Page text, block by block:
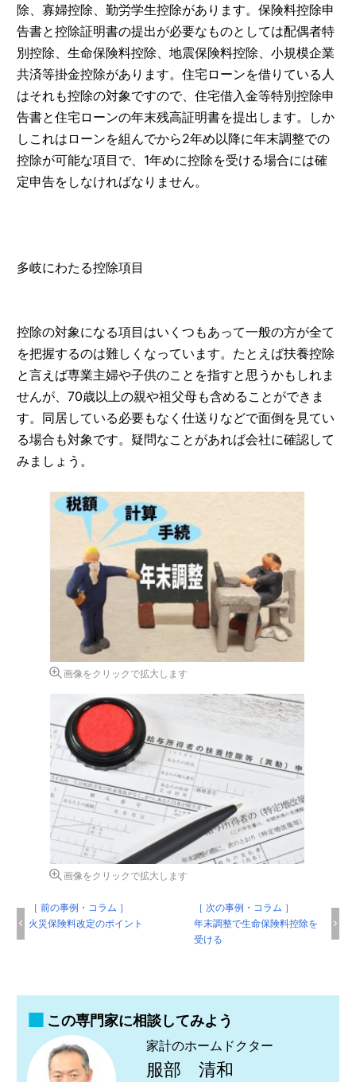
除、寡婦控除、勤労学生控除があります。保険料控除申
告書と控除証明書の提出が必要なものとしては配偶者特
別控除、生命保険料控除、地震保険料控除、小規模企業
共済等掛金控除があります。住宅ローンを借りている人
はそれも控除の対象ですので、住宅借入金等特別控除申
告書と住宅ローンの年末残高証明書を提出します。しか
しこれはローンを組んでから2年め以降に年末調整での
控除が可能な項目で、1年めに控除を受ける場合には確
定申告をしなければなりません。
多岐にわたる控除項目
控除の対象になる項目はいくつもあって一般の方が全て
を把握するのは難しくなっています。たとえば扶養控除
と言えば専業主婦や子供のことを指すと思うかもしれま
せんが、70歳以上の親や祖父母も含めることができま
す。同居している必要もなく仕送りなどで面倒を見てい
る場合も対象です。疑問なことがあれば会社に確認して
みましょう。
画像をクリックで拡大します
画像をクリックで拡大します
［ 前の事例・コラム ］
火災保険料改定のポイント
［ 次の事例・コラム ］
年末調整で生命保険料控除を
受ける
この専門家に相談してみよう
家計のホームドクター
服部 清和